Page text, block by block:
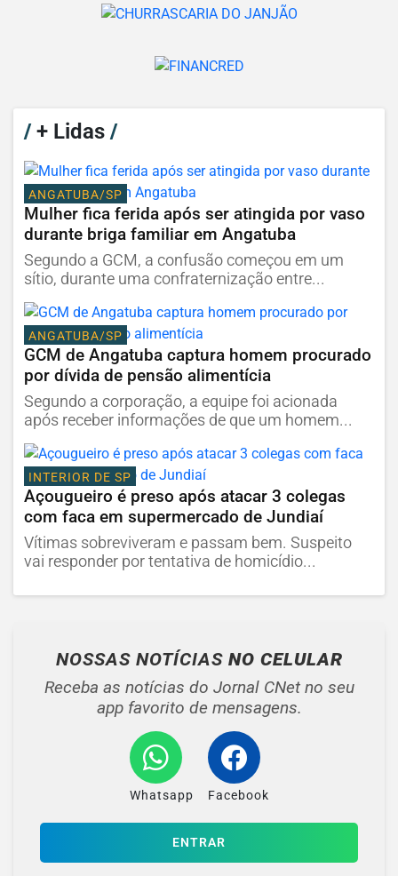
/+ Lidas /
ANGATUBA/SP
Mulher fica ferida após ser atingida por vaso
durante briga familiar em Angatuba
Segundo a GCM, a confusão começou em um
sítio, durante uma confraternização entre...
ANGATUBA/SP
GCM de Angatuba captura homem procurado
por dívida de pensão alimentícia
Segundo a corporação, a equipe foi acionada
após receber informações de que um homem...
INTERIOR DE SP
Açougueiro é preso após atacar 3 colegas
com faca em supermercado de Jundiaí
Vítimas sobreviveram e passam bem. Suspeito
vai responder por tentativa de homicídio...
NOSSAS NOTÍCIAS NO CELULAR
Receba as notícias do Jornal CNet no seu
app favorito de mensagens.
Whatsapp Facebook
ENTRAR